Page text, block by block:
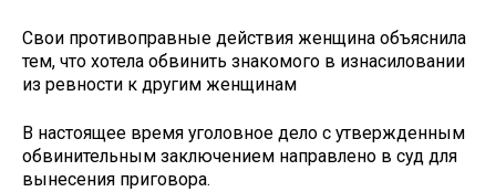
Свои противоправные действия женщина объяснила
тем, что хотела обвинить знакомого в изнасиловании
из ревности к другим женщинам
В настоящее время уголовное дело с утвержденным
обвинительным заключением направлено в суд для
вынесения приговора.